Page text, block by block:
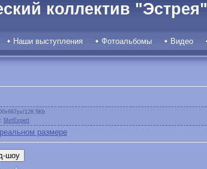
коллектив "Эстрея"
Наши выступления Фотоальбомы Видео
128.5Kb
: MetExpert
размере